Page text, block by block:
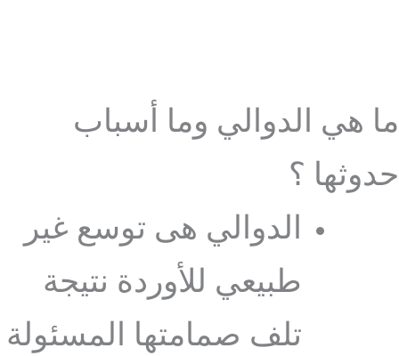
ما هي الدوالي وما أسباب
حدوثها ؟
الدوالي هى توسع غير
طبيعي للأوردة نتيجة
تلف صمامتها المسئولة